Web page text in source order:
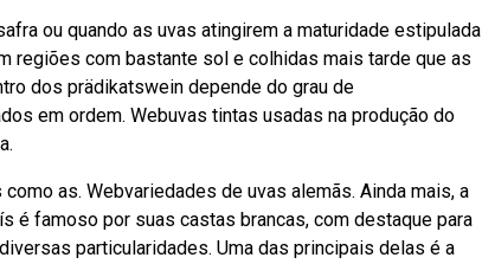
ou quando as uvas atingirem a maturidade estipulada
regiões com bastante sol e colhidas mais tarde que as
dos prädikatswein depende do grau de
em ordem. Webuvas tintas usadas na produção do
as. Webvariedades de uvas alemãs. Ainda mais, a
é famoso por suas castas brancas, com destaque para
particularidades. Uma das principais delas é a